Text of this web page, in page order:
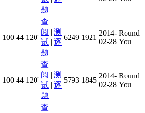
题
100 44 120'
查
阅 | 测
试 | 逐
题
6249 1921
2014-
02-28
Round
You
100 44 120'
查
阅 | 测
试 | 逐
题
5793 1845
2014-
02-28
Round
You
查